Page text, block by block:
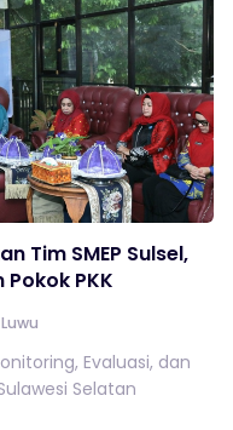
Tim SMEP Sulsel,
PKK
Luwu
Evaluasi, dan
Selatan